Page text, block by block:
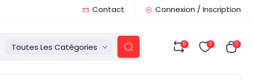
Contact Connexion / Inscription
Toutes Les Catégories 0 0 0